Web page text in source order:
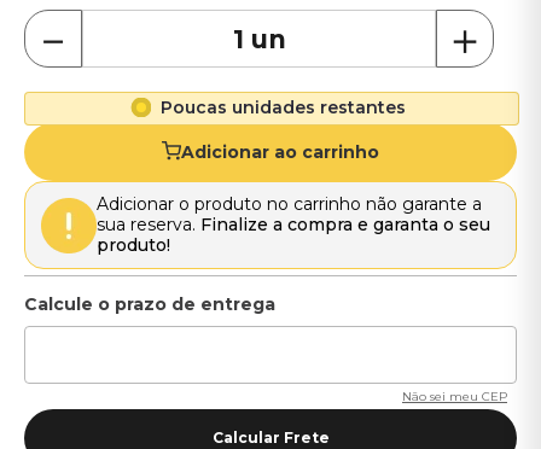
＋
－
Poucas unidades restantes
Adicionar ao carrinho
Adicionar o produto no carrinho não garante a
sua reserva. Finalize a compra e garanta o seu
produto!
Não sei meu CEP